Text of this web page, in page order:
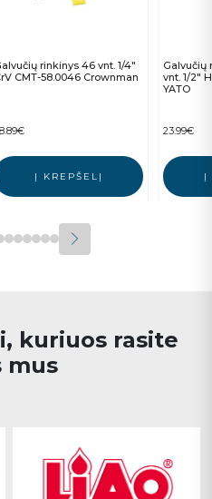
rinkinys 46 vnt. 1/4″
CMT-58.0046 Crownman
€
Į KREPŠELĮ
Galvučių
vnt. 1/2″
YATO
23.99€
Į
kuriuos rasite
mus